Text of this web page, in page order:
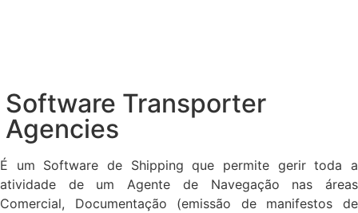
Software Transporter
Agencies
É um Software de Shipping que permite gerir toda a
atividade de um Agente de Navegação nas áreas
Comercial, Documentação (emissão de manifestos de